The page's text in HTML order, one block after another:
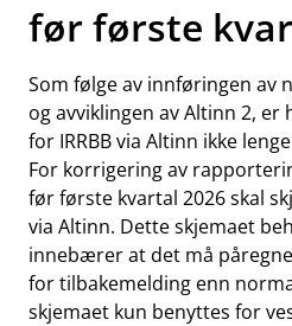
før første
Som følge av innføringen av
og avviklingen av Altinn 2, er
for IRRBB via Altinn ikke
For korrigering av
før første kvartal 2026 skal
via Altinn. Dette skjemaet
innebærer at det må
for tilbakemelding enn
skjemaet kun benyttes for